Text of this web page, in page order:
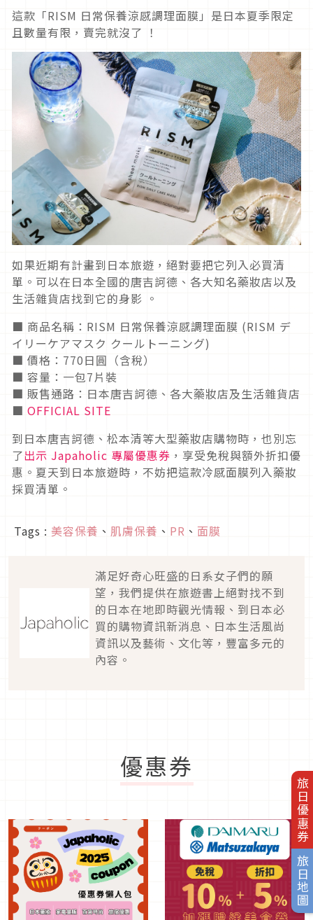
旅日優惠券
旅日地圖
這款「RISM 日常保養涼感調理面膜」是日本夏季限定
且數量有限，賣完就沒了 ！
如果近期有計畫到日本旅遊，絕對要把它列入必買清
單。可以在日本全國的唐吉訶德、各大知名藥妝店以及
生活雜貨店找到它的身影 。
■ 商品名稱：RISM 日常保養涼感調理面膜 (RISM デ
イリーケアマスク クールトーニング)
■ 價格：770日圓（含稅）
■ 容量：一包7片裝
■ 販售通路：日本唐吉訶德、各大藥妝店及生活雜貨店
■ OFFICIAL SITE
到日本唐吉訶德、松本清等大型藥妝店購物時，也別忘
了出示 Japaholic 專屬優惠券 ，享受免稅與額外折扣優
惠。夏天到日本旅遊時，不妨把這款冷感面膜列入藥妝
採買清單。
Tags : 美容保養 、 肌膚保養 、 PR 、 面膜
滿足好奇心旺盛的日系女子們的願
望，我們提供在旅遊書上絕對找不到
的日本在地即時觀光情報、到日本必
買的購物資訊新消息、日本生活風尚
資訊以及藝術、文化等，豐富多元的
內容。
優惠券